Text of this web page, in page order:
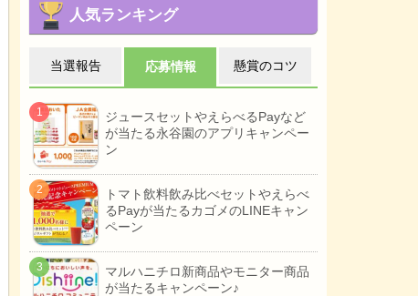
人気ランキング
当選報告 応募情報 懸賞のコツ
ジュースセットやえらべるPayなど
が当たる永谷園のアプリキャンペー
ン
トマト飲料飲み比べセットやえらべ
るPayが当たるカゴメのLINEキャン
ペーン
マルハニチロ新商品やモニター商品
が当たるキャンペーン♪